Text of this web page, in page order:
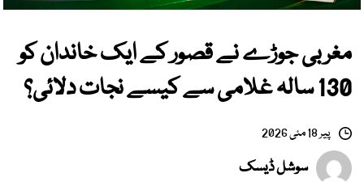
مغربی جوڑے نے قصور کے ایک خاندان کو
130 سالہ غلامی سے کیسے نجات دلائی؟
پیر 18 مئی 2026
سوشل ڈیسک